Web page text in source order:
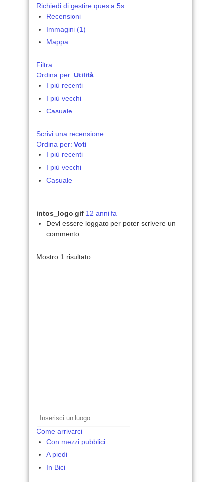
Richiedi di gestire questa 5s
Recensioni
Immagini (1)
Mappa
Filtra
Ordina per: Utilità
I più recenti
I più vecchi
Casuale
Scrivi una recensione
Ordina per: Voti
I più recenti
I più vecchi
Casuale
intos_logo.gif 12 anni fa
Devi essere loggato per poter scrivere un
commento
Mostro 1 risultato
Come arrivarci
Con mezzi pubblici
A piedi
In Bici